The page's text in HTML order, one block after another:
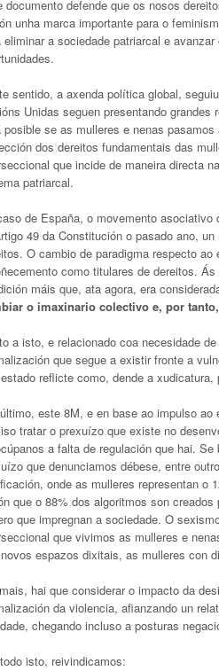
documento defende que os nosos
unha marca importante para o
eliminar a sociedade patriarcal e
sentido, a axenda política global,
Unidas seguen presentando
posible se as mulleres e nenas
dos dereitos fundamentais das
que incide de maneira directa
patriarcal.
de España, o movemento
49 da Constitución o pasado ano,
O cambio de paradigma respecto
como titulares de dereitos.
máis que, ata agora, era
o imaxinario colectivo e, por
a isto, e relacionado coa necesidade
que segue a existir fronte a
reflicte como, dende a
este 8M, e en base ao impulso
tratar o prexuízo que existe no
a falta de regulación que hai.
que denunciamos débese, entre
onde as mulleres representan o
que o 88% dos algoritmos son
que impregnan a sociedade. O
que vivimos as mulleres e
espazos dixitais, as mulleres con
hai que considerar o impacto da
da violencia, afianzando un
chegando incluso a posturas
isto, reivindicamos: